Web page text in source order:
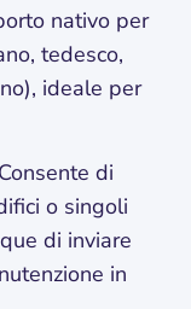
nativo per
tedesco,
ideale per
Consente di
o singoli
di inviare
in